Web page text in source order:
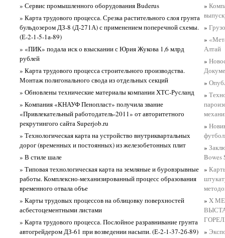
» Сервис промышленного оборудования Buderus
» Карта трудового процесса. Срезка растительного слоя грунта
бульдозером ДЗ-8 (Д-271А) с применением поперечной схемы.
(Е-2-1-5-1а-89)
» «ПИК» подала иск о взыскании с Юрия Жукова 1,6 млрд
рублей
» Карта трудового процесса строительного производства.
Монтаж полигонального свода из отдельных секций
» Обновлены технические материалы компании ХТС-Русланд
» Компания «КНАУФ Пенопласт» получила звание
«Привлекательный работодатель-2011» от авторитетного
рекрутингого сайта Superjob.ru
» Технологическая карта на устройство внутриквартальных
дорог (временных и постоянных) из железобетонных плит
» В стиле шале
» Типовая технологическая карта на земляные и буровзрывные
работы. Комплексно-механизированный процесс образования
временного отвала объе
» Карты трудовых процессов на облицовку поверхностей
асбестоцементными листами
» Карта трудового процесса. Послойное разравнивание грунта
автогрейдером ДЗ-61 при возведении насыпи. (Е-2-1-37-2б-89)
»
»
»
Алтай
»
»
»
»
»
Bowes
»
» X
»